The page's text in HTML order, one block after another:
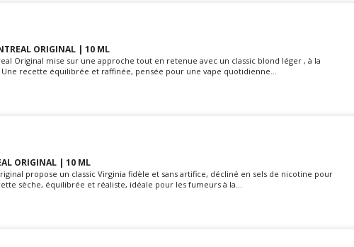
ORIGINAL | 10 ML
Original mise sur une approche tout en retenue avec un classic blond léger , à la
recette équilibrée et raffinée, pensée pour une vape quotidienne...
ORIGINAL | 10 ML
propose un classic Virginia fidèle et sans artifice, décliné en sels de nicotine pour
sèche, équilibrée et réaliste, idéale pour les fumeurs à la...